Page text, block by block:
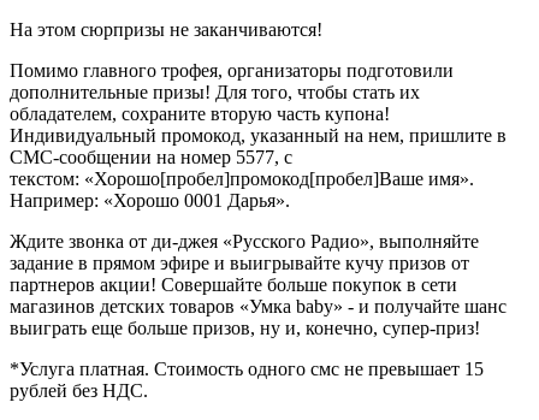
На этом сюрпризы не заканчиваются!
Помимо главного трофея, организаторы подготовили
дополнительные призы! Для того, чтобы стать их
обладателем, сохраните вторую часть купона!
Индивидуальный промокод, указанный на нем, пришлите в
СМС-сообщении на номер 5577, с
текстом: «Хорошо[пробел]промокод[пробел]Ваше имя».
Например: «Хорошо 0001 Дарья».
Ждите звонка от ди-джея «Русского Радио», выполняйте
задание в прямом эфире и выигрывайте кучу призов от
партнеров акции! Совершайте больше покупок в сети
магазинов детских товаров «Умка baby» - и получайте шанс
выиграть еще больше призов, ну и, конечно, супер-приз!
*Услуга платная. Стоимость одного смс не превышает 15
рублей без НДС.